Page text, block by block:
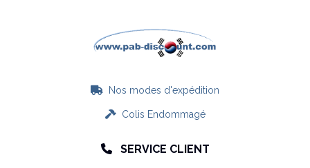
 Nos modes d'expédition
Colis Endommagé
 SERVICE CLIENT